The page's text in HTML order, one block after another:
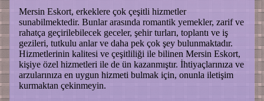
Mersin Eskort, erkeklere çok çeşitli hizmetler
sunabilmektedir. Bunlar arasında romantik yemekler, zarif ve
rahatça geçirilebilecek geceler, şehir turları, toplantı ve iş
gezileri, tutkulu anlar ve daha pek çok şey bulunmaktadır.
Hizmetlerinin kalitesi ve çeşitliliği ile bilinen Mersin Eskort,
kişiye özel hizmetleri ile de ün kazanmıştır. İhtiyaçlarınıza ve
arzularınıza en uygun hizmeti bulmak için, onunla iletişim
kurmaktan çekinmeyin.